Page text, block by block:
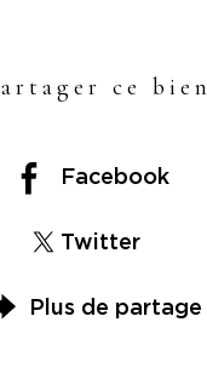
ce bien
Facebook
Twitter
Plus de partage